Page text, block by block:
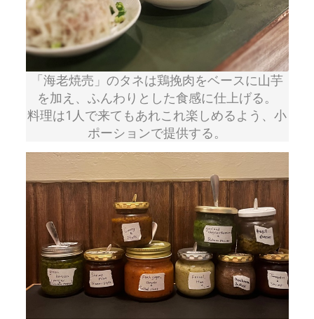
「海老焼売」のタネは鶏挽肉をベースに山芋
を加え、ふんわりとした食感に仕上げる。
料理は1人で来てもあれこれ楽しめるよう、小
ポーションで提供する。